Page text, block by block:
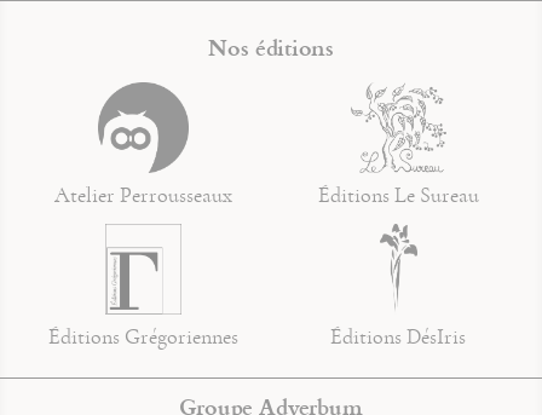
Nos éditions
Atelier Perrousseaux Éditions Le Sureau
Éditions Grégoriennes Éditions DésIris
Groupe Adverbum